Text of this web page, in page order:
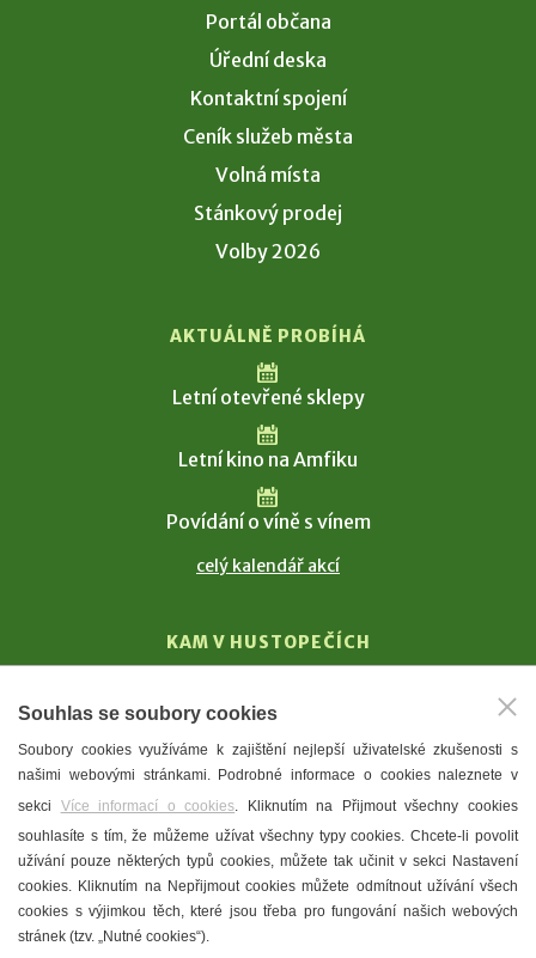
Portál občana
Úřední deska
Kontaktní spojení
Ceník služeb města
Volná místa
Stánkový prodej
Volby 2026
AKTUÁLNĚ PROBÍHÁ
Letní otevřené sklepy
Letní kino na Amfiku
Povídání o víně s vínem
celý kalendář akcí
KAM V HUSTOPEČÍCH
T. G. Masaryk
Mandloně
Ubytování
Restaurace
Městské muzeum a galerie
Denní meníčka
Souhlas se soubory cookies
Soubory cookies využíváme k zajištění nejlepší uživatelské zkušenosti s
našimi webovými stránkami. Podrobné informace o cookies naleznete v
sekci Více informací o cookies. Kliknutím na Přijmout všechny cookies
souhlasíte s tím, že můžeme užívat všechny typy cookies. Chcete-li povolit
užívání pouze některých typů cookies, můžete tak učinit v sekci Nastavení
cookies. Kliknutím na Nepřijmout cookies můžete odmítnout užívání všech
cookies s výjimkou těch, které jsou třeba pro fungování našich webových
stránek (tzv. „Nutné cookies“).